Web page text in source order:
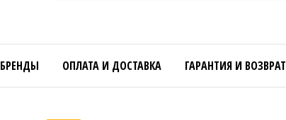
БРЕНДЫ ОПЛАТА И ДОСТАВКА ГАРАНТИЯ И ВОЗВРАТ